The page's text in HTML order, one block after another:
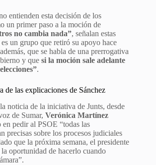
entienden esta decisión de los
un primer paso a la moción de
no cambia nada”, señalan estas
un grupo que retiró su apoyo hace
que se habla de una prerrogativa
y que si la moción sale adelante
.
de las explicaciones de Sánchez
noticia de la iniciativa de Junts, desde
de Sumar, Verónica Martínez
en pedir al PSOE “todas las
precisas sobre los procesos judiciales
que la próxima semana, el presidente
oportunidad de hacerlo cuando